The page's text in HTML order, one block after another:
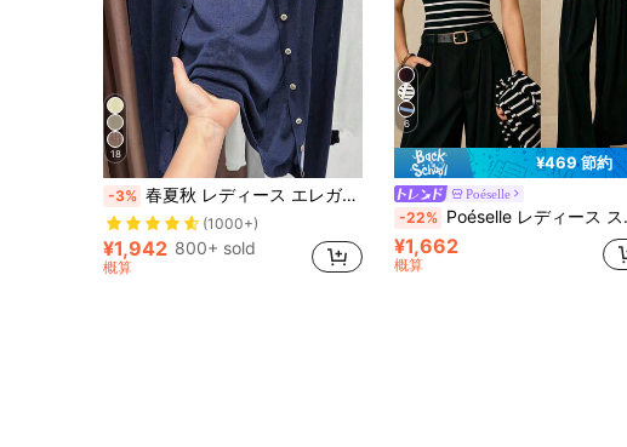
18
-3% 春夏秋 レディース エレガントカジュアル ニットカーディガン 無地 ラウンドネック 長袖 シングルボタン 透け感デザイン ミニマル 通勤向け 薄手 シアー UV対策 ルーズシルエット お出かけ 旅行服 ストリートウェア クワイエットラグジュアリー
(1000+)
¥1,942 800+ sold
概算
6
¥469 節約
Poéselle
-22% Poéselle レディース ストライプ ミニマリスト カジュアル セーター 2点セット
¥1,662
概算